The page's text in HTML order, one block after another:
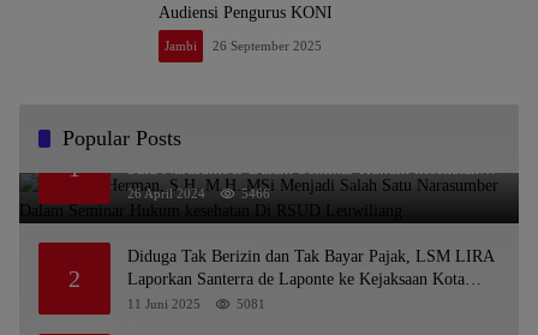
Audiensi Pengurus KONI
Jambi 26 September 2025
Popular Posts
1
Dr. KMS Herman, S.H.,M.H.,MSi Menjadi Salah
Satu Narasumber Dalam Seminar Hukum kesehatan
Di RSUD Leuwiliang
26 April 2024 5466
2
Diduga Tak Berizin dan Tak Bayar Pajak, LSM LIRA
Laporkan Santerra de Laponte ke Kejaksaan Kota
Batu
11 Juni 2025 5081